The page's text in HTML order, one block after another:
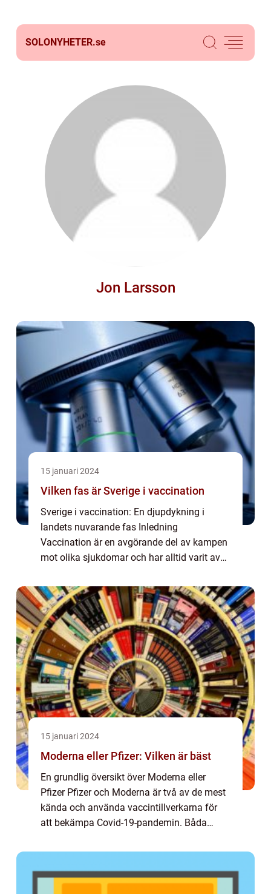
SOLONYHETER.se
Jon Larsson
15 januari 2024
Vilken fas är Sverige i vaccination
Sverige i vaccination: En djupdykning i
landets nuvarande fas Inledning
Vaccination är en avgörande del av kampen
mot olika sjukdomar och har alltid varit av
denna artikel kommer vi att ge en grundlig
översi...
15 januari 2024
Moderna eller Pfizer: Vilken är bäst
En grundlig översikt över Moderna eller
Pfizer Pfizer och Moderna är två av de mest
kända och använda vaccintillverkarna för
att bekämpa Covid-19-pandemin. Båda
genom att erbjuda effektiva vacciner som
har hj...